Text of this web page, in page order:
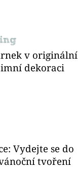
v originální
dekoraci
Vydejte se do
tvoření